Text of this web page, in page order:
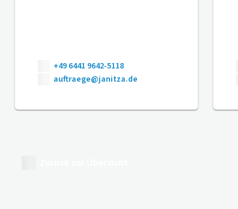
+49 6441 9642-5118
auftraege@janitza.de